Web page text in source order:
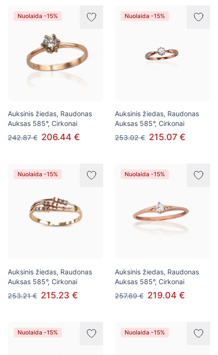
Nuolaida -15%
Auksinis žiedas, Raudonas
Auksas 585°, Cirkonai
242.87 € 206.44 €
Nuolaida -15%
Auksinis žiedas, Raudonas
Auksas 585°, Cirkonai
253.02 € 215.07 €
Nuolaida -15%
Auksinis žiedas, Raudonas
Auksas 585°, Cirkonai
253.21 € 215.23 €
Nuolaida -15%
Auksinis žiedas, Raudonas
Auksas 585°, Cirkonai
257.69 € 219.04 €
Nuolaida -15% Nuolaida -15%